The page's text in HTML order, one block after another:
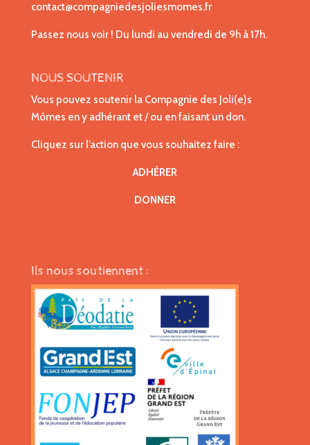
contact@compagniedesjoliesmomes.fr
Passez nous voir ! Du lundi au vendredi de 9h à 17h.
NOUS SOUTENIR
Vous pouvez soutenir la Compagnie des Joli(e)s
Mômes en y adhérant et / ou en faisant un don.
Cliquez sur l’action que vous souhaitez faire :
ADHÉRER
DONNER
Ils nous soutiennent :